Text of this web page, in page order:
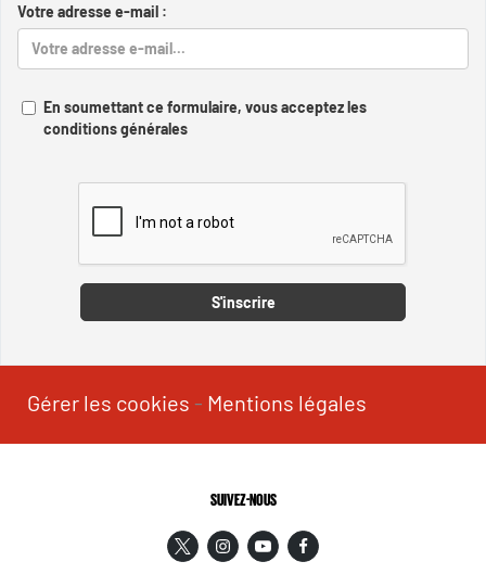
Votre adresse e-mail :
En soumettant ce formulaire, vous acceptez les
conditions générales
S'inscrire
Gérer les cookies - Mentions légales
SUIVEZ-NOUS